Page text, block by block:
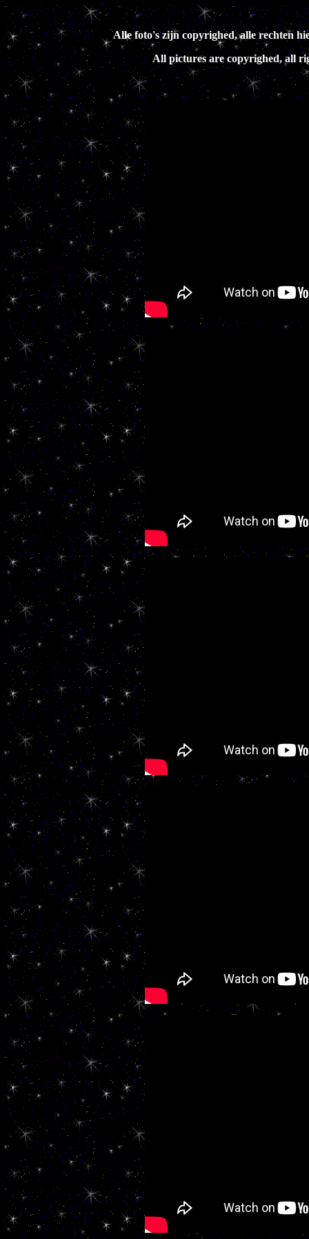
Alle foto's zijn copyrighed, alle rechten
All pictures are copyrighed, all